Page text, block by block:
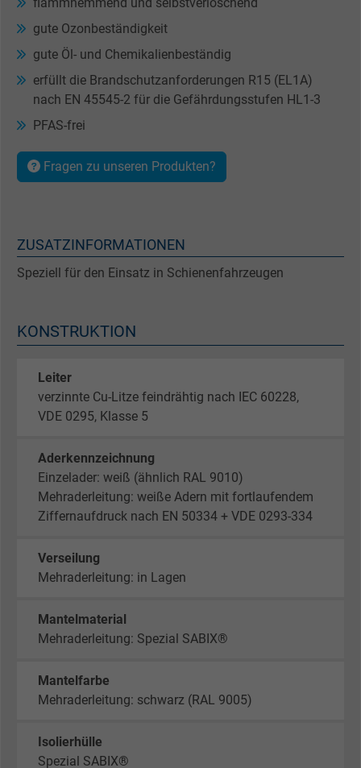
gute Ozonbeständigkeit
gute Öl- und Chemikalienbeständig
erfüllt die Brandschutzanforderungen R15 (EL1A)
nach EN 45545-2 für die Gefährdungsstufen HL1-3
PFAS-frei
Fragen zu unseren Produkten?
ZUSATZINFORMATIONEN
Speziell für den Einsatz in Schienenfahrzeugen
KONSTRUKTION
Leiter
verzinnte Cu-Litze feindrähtig nach IEC 60228,
VDE 0295, Klasse 5
Aderkennzeichnung
Einzelader: weiß (ähnlich RAL 9010)
Mehraderleitung: weiße Adern mit fortlaufendem
Ziffernaufdruck nach EN 50334 + VDE 0293-334
Verseilung
Mehraderleitung: in Lagen
Mantelmaterial
Mehraderleitung: Spezial SABIX®
Mantelfarbe
Mehraderleitung: schwarz (RAL 9005)
Isolierhülle
Spezial SABIX®